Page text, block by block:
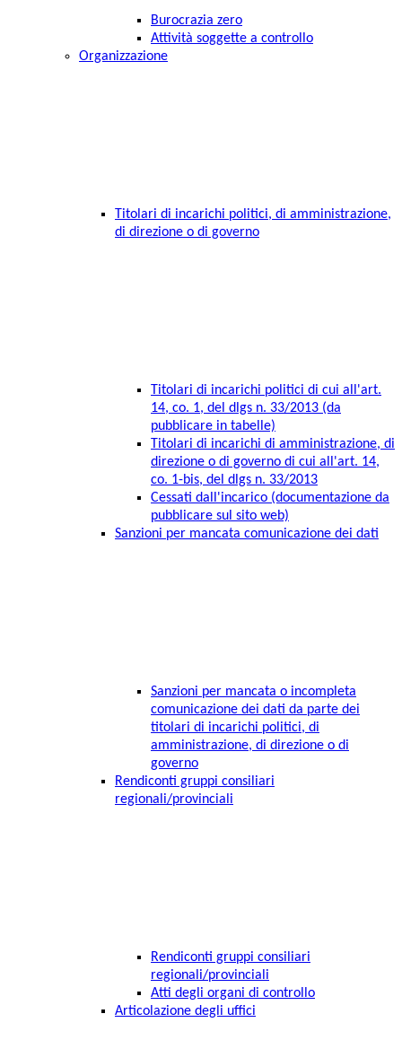
Burocrazia zero
Attività soggette a controllo
Organizzazione
Titolari di incarichi politici, di amministrazione,
di direzione o di governo
Titolari di incarichi politici di cui all'art.
14, co. 1, del dlgs n. 33/2013 (da
pubblicare in tabelle)
Titolari di incarichi di amministrazione, di
direzione o di governo di cui all'art. 14,
co. 1-bis, del dlgs n. 33/2013
Cessati dall'incarico (documentazione da
pubblicare sul sito web)
Sanzioni per mancata comunicazione dei dati
Sanzioni per mancata o incompleta
comunicazione dei dati da parte dei
titolari di incarichi politici, di
amministrazione, di direzione o di
governo
Rendiconti gruppi consiliari
regionali/provinciali
Rendiconti gruppi consiliari
regionali/provinciali
Atti degli organi di controllo
Articolazione degli uffici